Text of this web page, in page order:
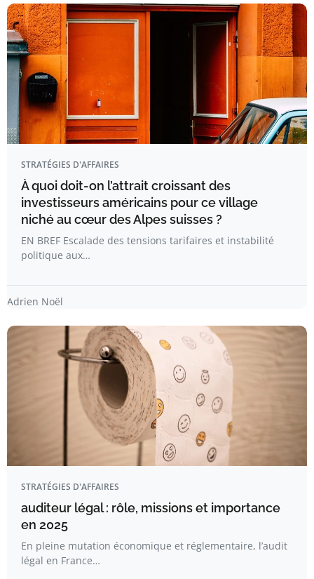
STRATÉGIES D'AFFAIRES
À quoi doit-on l’attrait croissant des
investisseurs américains pour ce village
niché au cœur des Alpes suisses ?
EN BREF Escalade des tensions tarifaires et instabilité
politique aux…
Adrien Noël
STRATÉGIES D'AFFAIRES
auditeur légal : rôle, missions et importance
en 2025
En pleine mutation économique et réglementaire, l’audit
légal en France…